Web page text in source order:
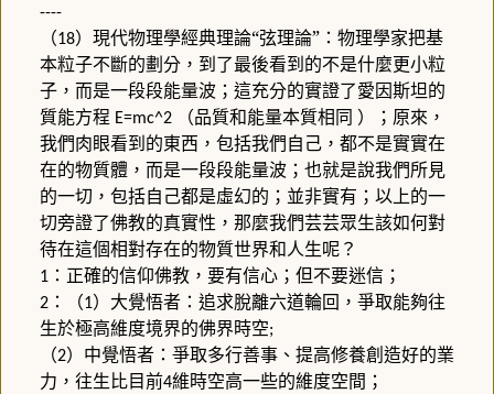
----
（18）現代物理學經典理論“弦理論”：物理學家把基
本粒子不斷的劃分，到了最後看到的不是什麼更小粒
子，而是一段段能量波；這充分的實證了愛因斯坦的
質能方程 E=mc^2 （品質和能量本質相同 ）；原來，
我們肉眼看到的東西，包括我們自己，都不是實實在
在的物質體，而是一段段能量波；也就是說我們所見
的一切，包括自己都是虛幻的；並非實有；以上的一
切旁證了佛教的真實性，那麼我們芸芸眾生該如何對
待在這個相對存在的物質世界和人生呢？
1：正確的信仰佛教，要有信心；但不要迷信；
2：（1）大覺悟者：追求脫離六道輪回，爭取能夠往
生於極高維度境界的佛界時空;
（2）中覺悟者：爭取多行善事、提高修養創造好的業
力，往生比目前4維時空高一些的維度空間；